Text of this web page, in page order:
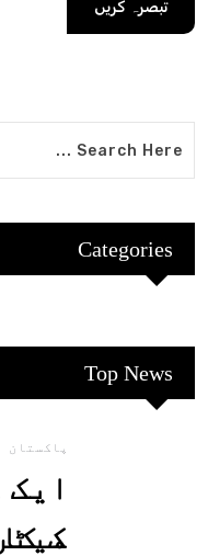
Categories
Top News
پاکستان